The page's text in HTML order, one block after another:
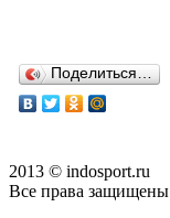
Поделиться…
2013 © indosport.ru
Все права защищены